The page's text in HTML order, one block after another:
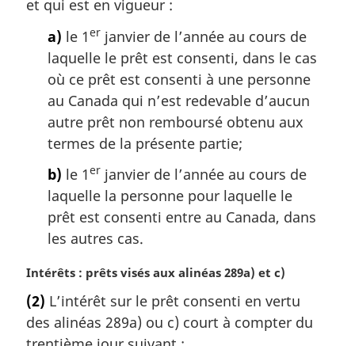
g
et qui est en vigueur :
a) le 1er janvier de l’année au cours de
laquelle le prêt est consenti, dans le cas
où ce prêt est consenti à une personne
au Canada qui n’est redevable d’aucun
autre prêt non remboursé obtenu aux
termes de la présente partie;
b) le 1er janvier de l’année au cours de
laquelle la personne pour laquelle le
prêt est consenti entre au Canada, dans
les autres cas.
N
t
e
m
Intérêts : prêts visés aux alinéas 289a) et c)
(2) L’intérêt sur le prêt consenti en vertu
des alinéas 289a) ou c) court à compter du